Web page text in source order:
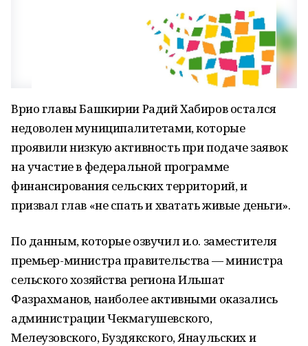
Врио главы Башкирии Радий Хабиров остался
недоволен муниципалитетами, которые
проявили низкую активность при подаче заявок
на участие в федеральной программе
финансирования сельских территорий, и
призвал глав «не спать и хватать живые деньги».
По данным, которые озвучил и.о. заместителя
премьер-министра правительства — министра
сельского хозяйства региона Ильшат
Фазрахманов, наиболее активными оказались
администрации Чекмагушевского,
Мелеузовского, Буздякского, Янаульских и